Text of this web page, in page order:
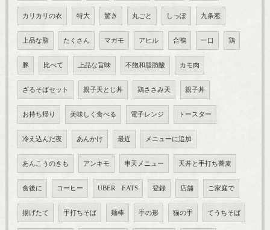
カリカリの衣 特大 驚き 丸ごと しっぽ 九条葱
上品な脂 たくさん マガモ アヒル 合鴨 一口 鶏
豚 比べて 上品な旨味 不飽和脂肪酸 カモ肉
ざるそばセット 親子天とじ丼 鶏ささみ天 親子丼
お持ち帰り 美味しく食べる 電子レンジ トースター
冷え込んだ夜 あんかけ 最近 メニューに追加
あんこうのきも アンキモ 串天メニュー 天丼と手打ち蕎麦
食後に コーヒー UBER EATS 登録 店舗 ご家庭で
揚げたて 手打ちそば 麺棒 手の形 猫の手 てうちそば